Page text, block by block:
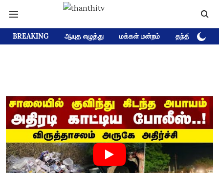
BREAKING ஆயுத எழுத்து மக்கள் மன்றம் தந்தி டிவி